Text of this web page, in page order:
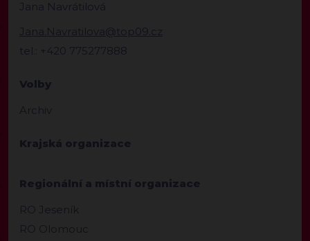
Jana Navrátilová
Jana.Navratilova@top09.cz
tel.: +420 775277888
Volby
Archiv
Krajská organizace
Regionální a místní organizace
RO Jeseník
RO Olomouc